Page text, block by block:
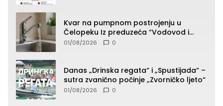
Kvar na pumpnom postrojenju u
Čelopeku Iz preduzeća “Vodovod i
komunalije”
01/08/2026 0
Danas „Drinska regata“ i „Spustijada“ –
sutra zvanično počinje „Zvorničko ljeto“
01/08/2026 0